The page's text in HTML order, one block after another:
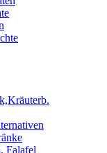
Falafel